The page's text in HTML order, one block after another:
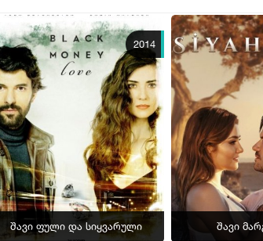
სერია 29
სერია 30
სერია 31
სერია 32
სერია 33
სერია 34
სერია 35
სერია 36
სერია 37
2014
შავი ფული და სიყვარული შავი